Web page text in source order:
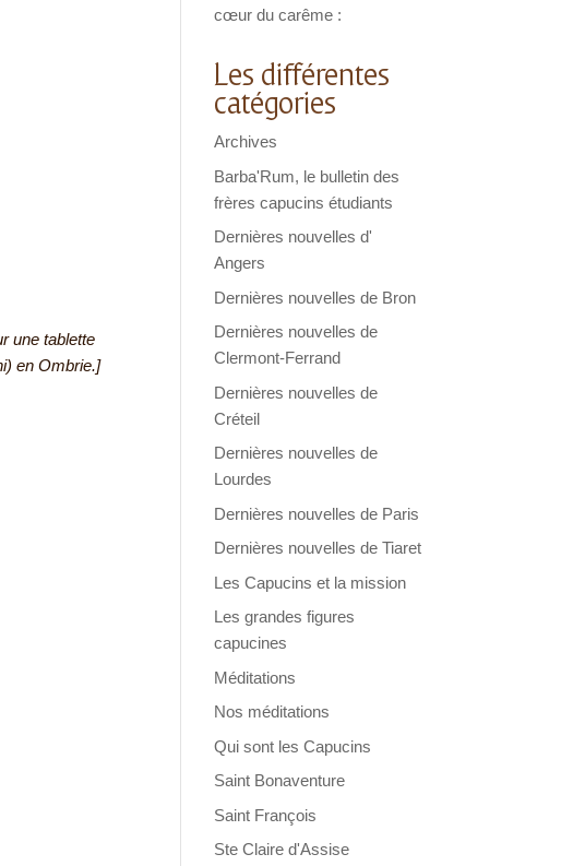
une tablette
en Ombrie.]
cœur du carême :
Les différentes
catégories
Archives
Barba'Rum, le bulletin des
frères capucins étudiants
Dernières nouvelles d'
Angers
Dernières nouvelles de Bron
Dernières nouvelles de
Clermont-Ferrand
Dernières nouvelles de
Créteil
Dernières nouvelles de
Lourdes
Dernières nouvelles de Paris
Dernières nouvelles de Tiaret
Les Capucins et la mission
Les grandes figures
capucines
Méditations
Nos méditations
Qui sont les Capucins
Saint Bonaventure
Saint François
Ste Claire d'Assise